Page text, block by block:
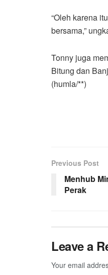
“Oleh karena
bersama,”
Tonny juga
Bitung dan
(humla/**)
Previous Post
Menhub
Perak
Leave a
Your email